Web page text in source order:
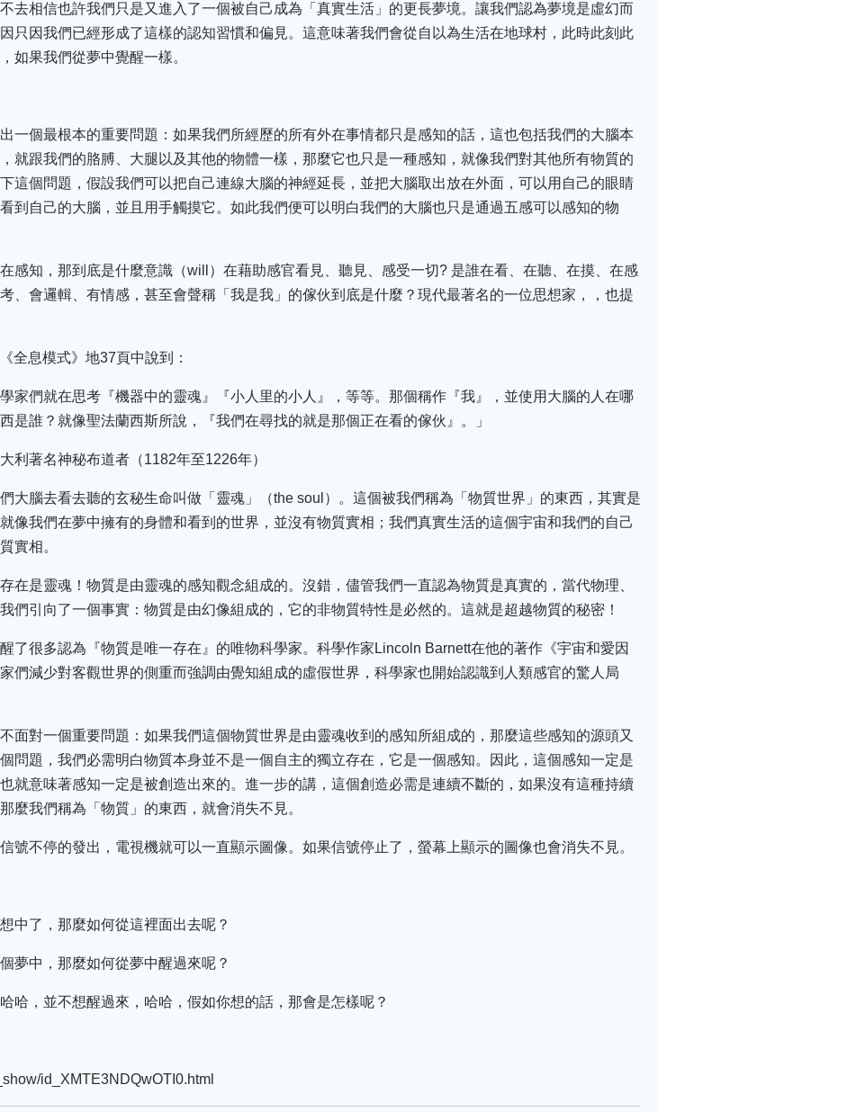
去相信也許我們只是又進入了一個被自己成為「真實生活」的更長夢境。讓我們認為夢境是虛幻而
只因我們已經形成了這樣的認知習慣和偏見。這意味著我們會從自以為生活在地球村，此時此刻此
如果我們從夢中覺醒一樣。
一個最根本的重要問題：如果我們所經歷的所有外在事情都只是感知的話，這也包括我們的大腦本
就跟我們的胳膊、大腿以及其他的物體一樣，那麼它也只是一種感知，就像我們對其他所有物質的
這個問題，假設我們可以把自己連線大腦的神經延長，並把大腦取出放在外面，可以用自己的眼睛
到自己的大腦，並且用手觸摸它。如此我們便可以明白我們的大腦也只是通過五感可以感知的物
感知，那到底是什麼意識（will）在藉助感官看見、聽見、感受一切? 是誰在看、在聽、在摸、在感
、會邏輯、有情感，甚至會聲稱「我是我」的傢伙到底是什麼？現代最著名的一位思想家，，也提
全息模式》地37頁中說到：
學家們就在思考『機器中的靈魂』『小人里的小人』，等等。那個稱作『我』，並使用大腦的人在哪
是誰？就像聖法蘭西斯所說，『我們在尋找的就是那個正在看的傢伙』。」
利著名神秘布道者（1182年至1226年）
大腦去看去聽的玄秘生命叫做「靈魂」（the soul）。這個被我們稱為「物質世界」的東西，其實是
像我們在夢中擁有的身體和看到的世界，並沒有物質實相；我們真實生活的這個宇宙和我們的自己
實相。
在是靈魂！物質是由靈魂的感知觀念組成的。沒錯，儘管我們一直認為物質是真實的，當代物理、
們引向了一個事實：物質是由幻像組成的，它的非物質特性是必然的。這就是超越物質的秘密！
了很多認為『物質是唯一存在』的唯物科學家。科學作家Lincoln Barnett在他的著作《宇宙和愛因
們減少對客觀世界的側重而強調由覺知組成的虛假世界，科學家也開始認識到人類感官的驚人局
面對一個重要問題：如果我們這個物質世界是由靈魂收到的感知所組成的，那麼這些感知的源頭又
問題，我們必需明白物質本身並不是一個自主的獨立存在，它是一個感知。因此，這個感知一定是
就意味著感知一定是被創造出來的。進一步的講，這個創造必需是連續不斷的，如果沒有這種持續
麼我們稱為「物質」的東西，就會消失不見。
號不停的發出，電視機就可以一直顯示圖像。如果信號停止了，螢幕上顯示的圖像也會消失不見。
中了，那麼如何從這裡面出去呢？
夢中，那麼如何從夢中醒過來呢？
哈，並不想醒過來，哈哈，假如你想的話，那會是怎樣呢？
id_XMTE3NDQwOTI0.html